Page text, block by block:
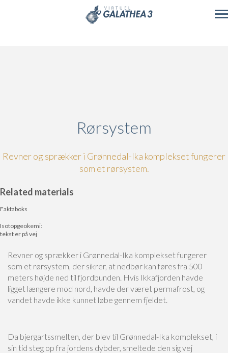
Rørsystem
Revner og sprækker i Grønnedal-Ika komplekset fungerer
som et rørsystem.
Related materials
Faktaboks
Isotopgeokemi:
tekst er på vej
Revner og sprækker i Grønnedal-Ika komplekset fungerer
som et rørsystem, der sikrer, at nedbør kan føres fra 500
meters højde ned til fjordbunden. Hvis Ikkafjorden havde
ligget længere mod nord, havde der været permafrost, og
vandet havde ikke kunnet løbe gennem fjeldet.
Da bjergartssmelten, der blev til Grønnedal-Ika komplekset, i
sin tid steg op fra jordens dybder, smeltede den sig vej